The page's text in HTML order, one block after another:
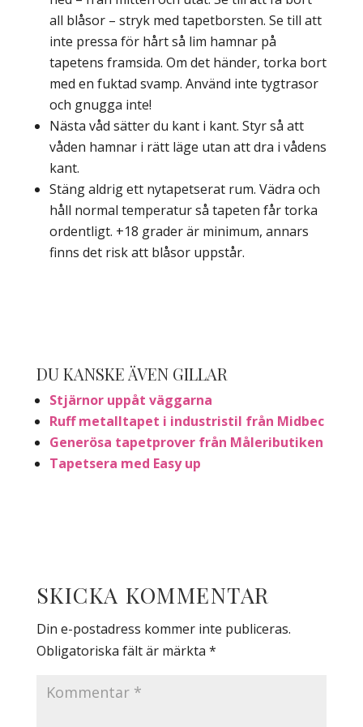
all blåsor – stryk med tapetborsten. Se till att
inte pressa för hårt så lim hamnar på
tapetens framsida. Om det händer, torka bort
med en fuktad svamp. Använd inte tygtrasor
och gnugga inte!
Nästa våd sätter du kant i kant. Styr så att
våden hamnar i rätt läge utan att dra i vådens
kant.
Stäng aldrig ett nytapetserat rum. Vädra och
håll normal temperatur så tapeten får torka
ordentligt. +18 grader är minimum, annars
finns det risk att blåsor uppstår.
DU KANSKE ÄVEN GILLAR
Stjärnor uppåt väggarna
Ruff metalltapet i industristil från Midbec
Generösa tapetprover från Måleributiken
Tapetsera med Easy up
SKICKA KOMMENTAR
Din e-postadress kommer inte publiceras.
Obligatoriska fält är märkta *